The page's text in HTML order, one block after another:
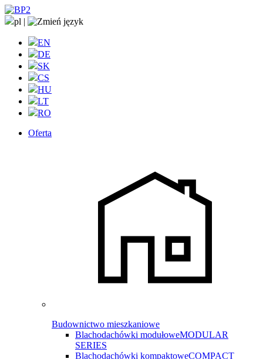
pl |
EN
DE
SK
CS
HU
LT
RO
Oferta
Budownictwo mieszkaniowe
Blachodachówki modułoweMODULAR
SERIES
Blachodachówki kompaktoweCOMPACT